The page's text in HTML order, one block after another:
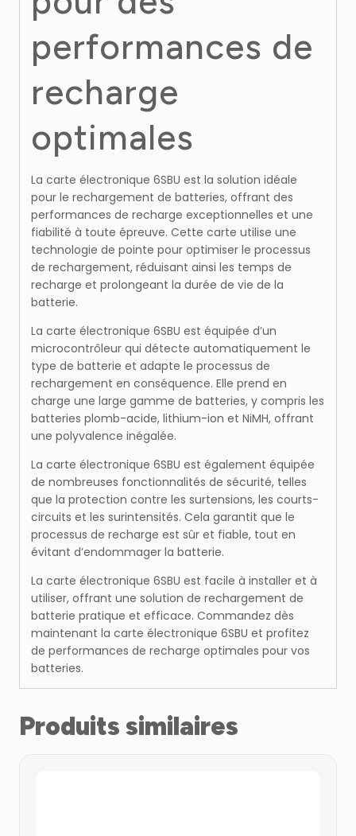
performances de
recharge
optimales
La carte électronique 6SBU est la solution idéale
pour le rechargement de batteries, offrant des
performances de recharge exceptionnelles et une
fiabilité à toute épreuve. Cette carte utilise une
technologie de pointe pour optimiser le processus
de rechargement, réduisant ainsi les temps de
recharge et prolongeant la durée de vie de la
batterie.
La carte électronique 6SBU est équipée d’un
microcontrôleur qui détecte automatiquement le
type de batterie et adapte le processus de
rechargement en conséquence. Elle prend en
charge une large gamme de batteries, y compris les
batteries plomb-acide, lithium-ion et NiMH, offrant
une polyvalence inégalée.
La carte électronique 6SBU est également équipée
de nombreuses fonctionnalités de sécurité, telles
que la protection contre les surtensions, les courts-
circuits et les surintensités. Cela garantit que le
processus de recharge est sûr et fiable, tout en
évitant d’endommager la batterie.
La carte électronique 6SBU est facile à installer et à
utiliser, offrant une solution de rechargement de
batterie pratique et efficace. Commandez dès
maintenant la carte électronique 6SBU et profitez
de performances de recharge optimales pour vos
batteries.
Produits similaires